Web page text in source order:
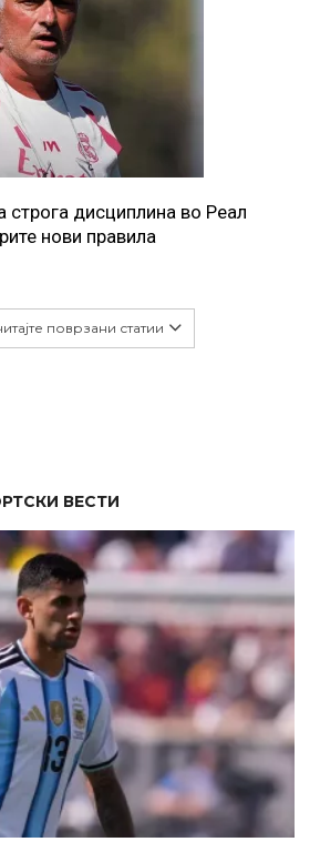
дисциплина во Реал
нови правила
поврзани статии
ВЕСТИ